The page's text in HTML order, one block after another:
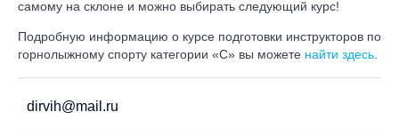
самому на склоне и можно выбирать следующий курс!
Подробную информацию о курсе подготовки инструкторов по
горнолыжному спорту категории «C» вы можете найти здесь
dirvih@mail.ru